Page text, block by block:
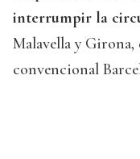
interrumpir la
Malavella y Girona,
convencional